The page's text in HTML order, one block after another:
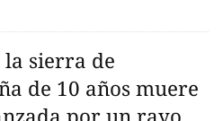
sierra de
de 10 años muere